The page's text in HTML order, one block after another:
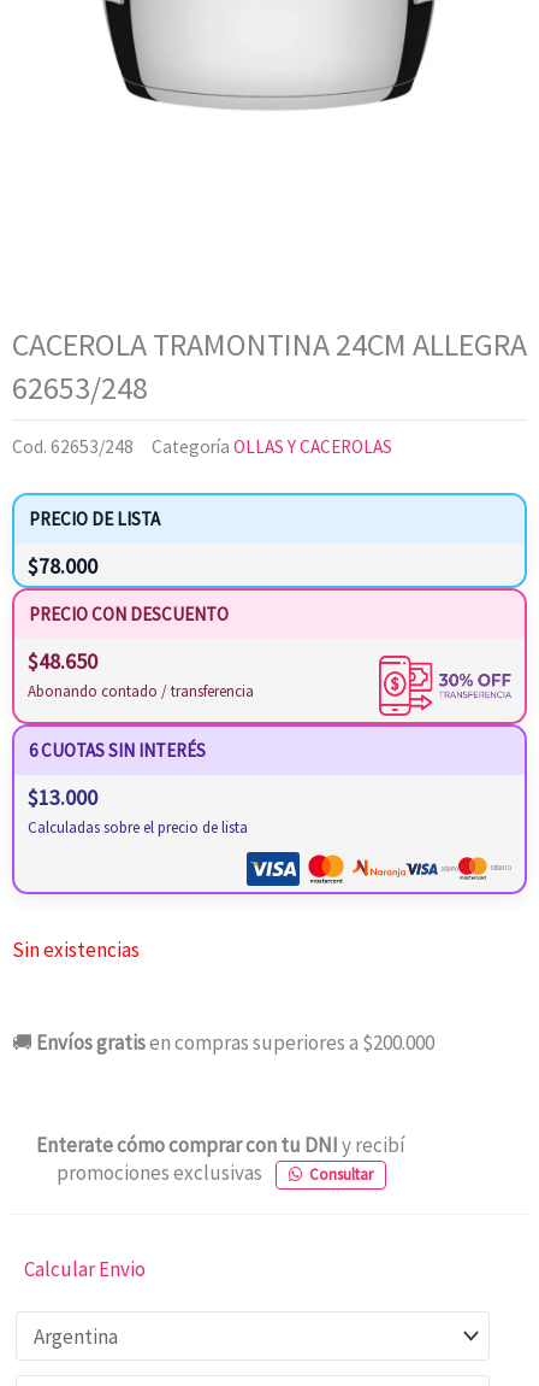
CACEROLA TRAMONTINA 24CM ALLEGRA
62653/248
Cod. 62653/248 Categoría OLLAS Y CACEROLAS
PRECIO DE LISTA
$78.000
PRECIO CON DESCUENTO
$48.650
Abonando contado / transferencia
6 CUOTAS SIN INTERÉS
$13.000
Calculadas sobre el precio de lista
Sin existencias
🚚 Envíos gratisen compras superiores a $200.000
Enterate cómo comprar con tu DNIy recibí
promociones exclusivas
Consultar
Calcular Envio